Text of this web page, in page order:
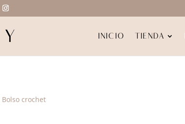
INICIO TIENDA
Bolso crochet